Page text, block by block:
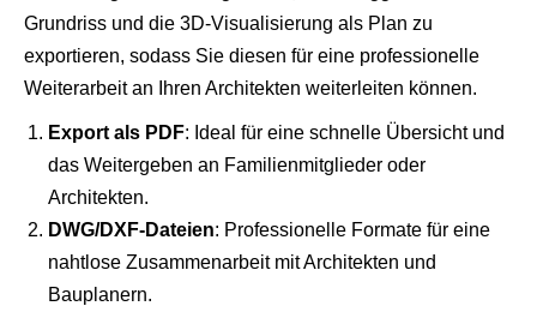
Grundriss und die 3D-Visualisierung als Plan zu
exportieren, sodass Sie diesen für eine professionelle
Weiterarbeit an Ihren Architekten weiterleiten können.
Export als PDF: Ideal für eine schnelle Übersicht und
das Weitergeben an Familienmitglieder oder
Architekten.
DWG/DXF-Dateien: Professionelle Formate für eine
nahtlose Zusammenarbeit mit Architekten und
Bauplanern.